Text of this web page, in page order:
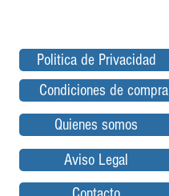
Politica de Privacidad
Condiciones de compra
Quienes somos
Aviso Legal